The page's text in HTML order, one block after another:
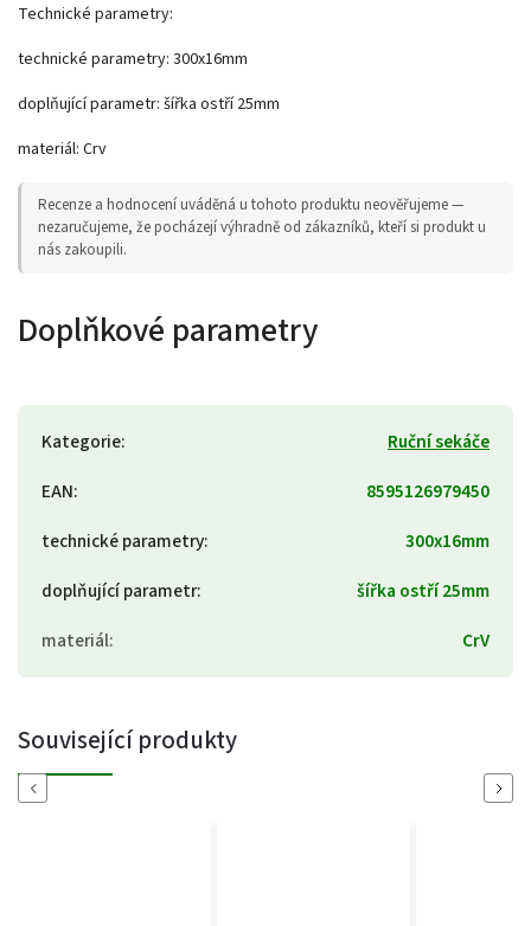
Technické parametry:
technické parametry: 300x16mm
doplňující parametr: šířka ostří 25mm
materiál: Crv
Recenze a hodnocení uváděná u tohoto produktu neověřujeme —
nezaručujeme, že pocházejí výhradně od zákazníků, kteří si produkt u
nás zakoupili.
Doplňkové parametry
Kategorie:
Ruční sekáče
EAN:
8595126979450
technické parametry:
300x16mm
doplňující parametr:
šířka ostří 25mm
materiál: CrV
Související produkty
Previous Next